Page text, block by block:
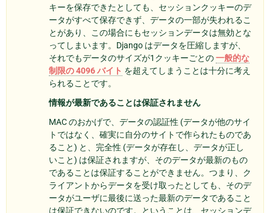
キーを保存できたとしても、セッションクッキーのデ
ータがすべて保存できず、データの一部が失われるこ
とがあり、この場合にもセッションデータは無効とな
ってしまいます。Django はデータを圧縮しますが、
それでもデータのサイズが1クッキーごとの一般的な
制限の 4096 バイト を超えてしまうことは十分に考え
られることです。
情報が最新であることは保証されません
MAC のおかげで、データの認証性 (データが他のサイ
トではなく、確実に自分のサイトで作られたものであ
ること) と、完全性 (データが存在し、データが正し
いこと) は保証されますが、そのデータが最新のもの
であることは保証することができません。つまり、ク
ライアントからデータを受け取ったとしても、そのデ
ータがユーザに最後に送った最新のデータであること
は保証できないのです。ということは、セッションデ